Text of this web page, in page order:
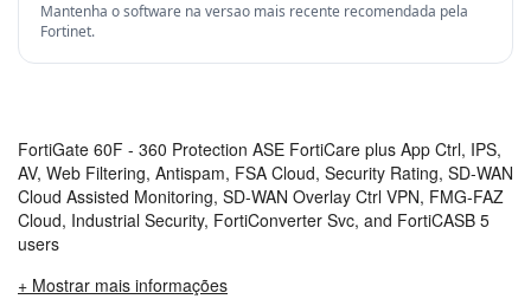
Mantenha o software na versao mais recente recomendada pela
Fortinet.
FortiGate 60F - 360 Protection ASE FortiCare plus App Ctrl, IPS,
AV, Web Filtering, Antispam, FSA Cloud, Security Rating, SD-WAN
Cloud Assisted Monitoring, SD-WAN Overlay Ctrl VPN, FMG-FAZ
Cloud, Industrial Security, FortiConverter Svc, and FortiCASB 5
users
+ Mostrar mais informações